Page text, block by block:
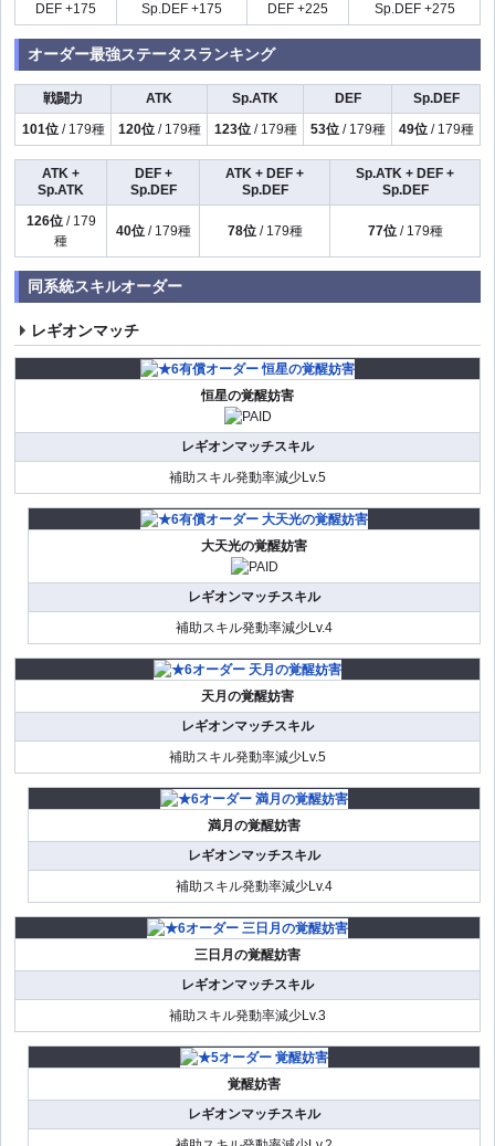
DEF +175
Sp.DEF +175 DEF +225 Sp.DEF +275
オーダー最強ステータスランキング
戦闘力 ATK Sp.ATK DEF
Sp.DEF
101位/ 179種 120位/ 179種 123位/ 179種 53位/ 179種 49位/ 179種
ATK +
Sp.ATK
DEF +
Sp.DEF
ATK + DEF +
Sp.DEF
Sp.ATK + DEF +
Sp.DEF
126位/ 179
種
40位/ 179種 78位/ 179種 77位/ 179種
同系統スキルオーダー
レギオンマッチ
恒星の覚醒妨害
レギオンマッチスキル
補助スキル発動率減少Lv.5
大天光の覚醒妨害
レギオンマッチスキル
補助スキル発動率減少Lv.4
天月の覚醒妨害
レギオンマッチスキル
補助スキル発動率減少Lv.5
満月の覚醒妨害
レギオンマッチスキル
補助スキル発動率減少Lv.4
三日月の覚醒妨害
レギオンマッチスキル
補助スキル発動率減少Lv.3
覚醒妨害
レギオンマッチスキル